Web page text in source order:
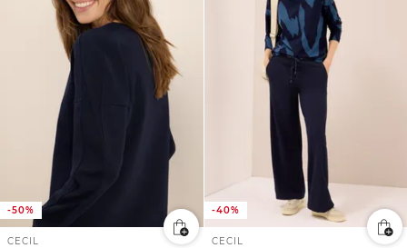
-50%
CECIL
-40%
CECIL